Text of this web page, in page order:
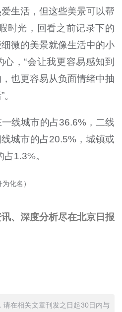
生活，但这些美景可以帮
时光，回看之前记录下的
微的美景就像生活中的小
，“会让我更容易感知到
也更容易从负面情绪中抽
线城市的占36.6%，二线
城市的占20.5%，城镇或
1.3%。
化名）
、深度分析尽在北京日报
请在相关文章刊发之日起30日内与